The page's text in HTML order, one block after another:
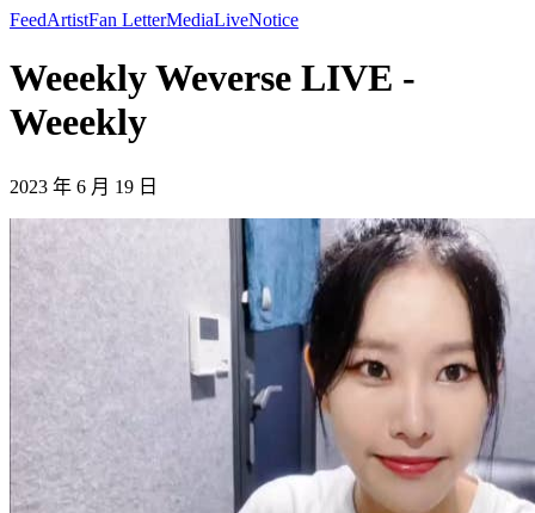
FeedArtistFan LetterMediaLiveNotice
Weeekly Weverse LIVE -
Weeekly
2023 年 6 月 19 日